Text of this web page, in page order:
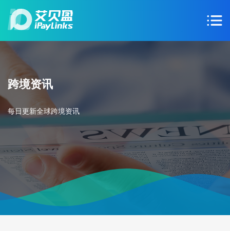
跨境资讯
每日更新全球跨境资讯